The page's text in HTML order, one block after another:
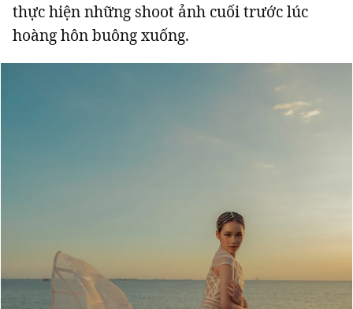
thực hiện những shoot ảnh cuối trước lúc
hoàng hôn buông xuống.